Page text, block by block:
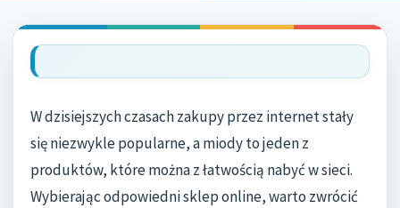
W dzisiejszych czasach zakupy przez internet stały
się niezwykle popularne, a miody to jeden z
produktów, które można z łatwością nabyć w sieci.
Wybierając odpowiedni sklep online, warto zwrócić